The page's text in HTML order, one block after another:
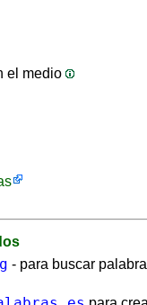
el medio
- para buscar